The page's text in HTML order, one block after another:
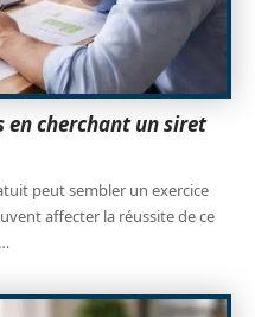
en cherchant un siret
peut sembler un exercice
affecter la réussite de ce
…